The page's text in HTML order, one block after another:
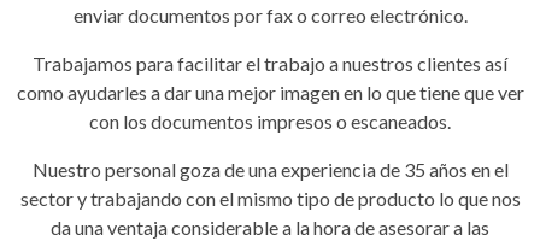
enviar documentos por fax o correo electrónico.
Trabajamos para facilitar el trabajo a nuestros clientes así
como ayudarles a dar una mejor imagen en lo que tiene que ver
con los documentos impresos o escaneados.
Nuestro personal goza de una experiencia de 35 años en el
sector y trabajando con el mismo tipo de producto lo que nos
da una ventaja considerable a la hora de asesorar a las